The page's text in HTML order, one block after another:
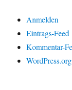
Anmelden
Eintrags-Feed
Kommentar-
WordPress.org